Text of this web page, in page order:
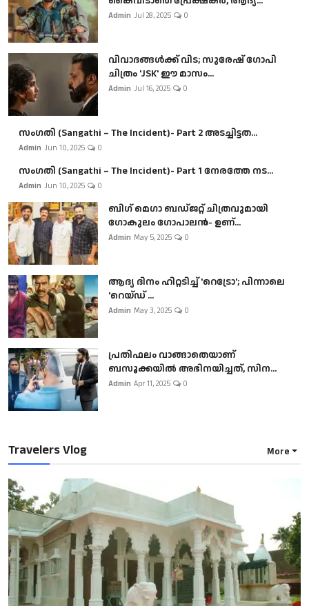
Admin Jul 28, 2025 0
വിവാദങ്ങൾക്ക് വിട; സുരേഷ് ഗോപി
ചിത്രം 'JSK' ഈ മാസം...
Admin Jul 16, 2025 0
സംഗതി (Sangathi – The Incident)- Part 2 അടച്ചിട്ടത...
Admin Jun 10, 2025 0
സംഗതി (Sangathi – The Incident)- Part 1 നേരത്തേ നട...
Admin Jun 10, 2025 0
ബി​ഗ് മെഗാ ബഡ്ജറ്റ് ചിത്രവുമായി
ഗോകുലം ഗോപാലൻ- ഉണ്...
Admin May 5, 2025 0
ആദ്യ ദിനം ഹിറ്റടിച്ച് 'റെട്രോ'; പിന്നാലെ
'റെയ്ഡ് ...
Admin May 3, 2025 0
പ്രതിഫലം വാങ്ങാതെയാണ്
ബസൂക്കയില്‍ അഭിനയിച്ചത്, സിന...
Admin Apr 11, 2025 0
Travelers Vlog More